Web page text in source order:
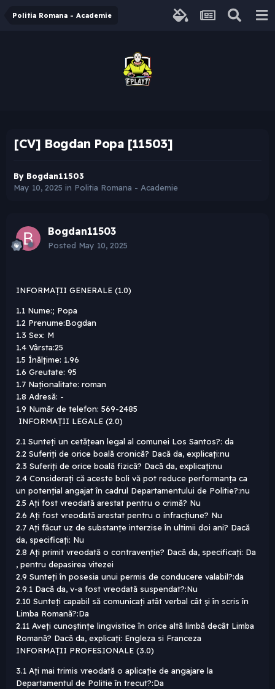
Politia Romana - Academie
[CV] Bogdan Popa [11503]
By Bogdan11503
May 10, 2025 in Politia Romana - Academie
Bogdan11503
Posted May 10, 2025
INFORMAȚII GENERALE (1.0)
1.1 Nume:; Popa
1.2 Prenume:Bogdan
1.3 Sex: M
1.4 Vârsta:25
1.5 Înălțime: 1.96
1.6 Greutate: 95
1.7 Naționalitate: roman
1.8 Adresă: -
1.9 Număr de telefon: 569-2485
INFORMAȚII LEGALE (2.0)
2.1 Sunteți un cetățean legal al comunei Los Santos?: da
2.2 Suferiți de orice boală cronică? Dacă da, explicați:nu
2.3 Suferiți de orice boală fizică? Dacă da, explicați:nu
2.4 Considerați că aceste boli vă pot reduce performanța ca
un potențial angajat în cadrul Departamentului de Politie?:nu
2.5 Ați fost vreodată arestat pentru o crimă? Nu
2.6 Ați fost vreodată arestat pentru o infracțiune? Nu
2.7 Ați făcut uz de substanțe interzise în ultimii doi ani? Dacă
da, specificați: Nu
2.8 Ați primit vreodată o contravenție? Dacă da, specificați: Da
, pentru depasirea vitezei
2.9 Sunteți în posesia unui permis de conducere valabil?:da
2.9.1 Dacă da, v-a fost vreodată suspendat?:Nu
2.10 Sunteți capabil să comunicați atât verbal cât și în scris în
Limba Romană?:Da
2.11 Aveți cunoștințe lingvistice în orice altă limbă decât Limba
Romană? Dacă da, explicați: Engleza si Franceza
INFORMAȚII PROFESIONALE (3.0)
3.1 Ați mai trimis vreodată o aplicație de angajare la
Departamentul de Politie în trecut?:Da